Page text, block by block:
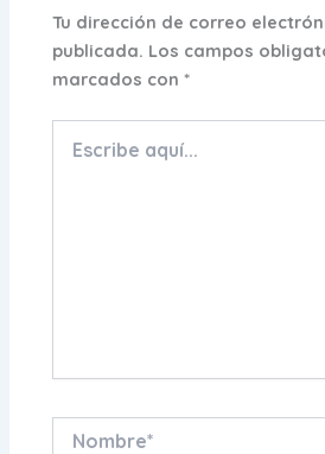
Tu dirección de correo
publicada. Los campos
marcados con*
aquí...